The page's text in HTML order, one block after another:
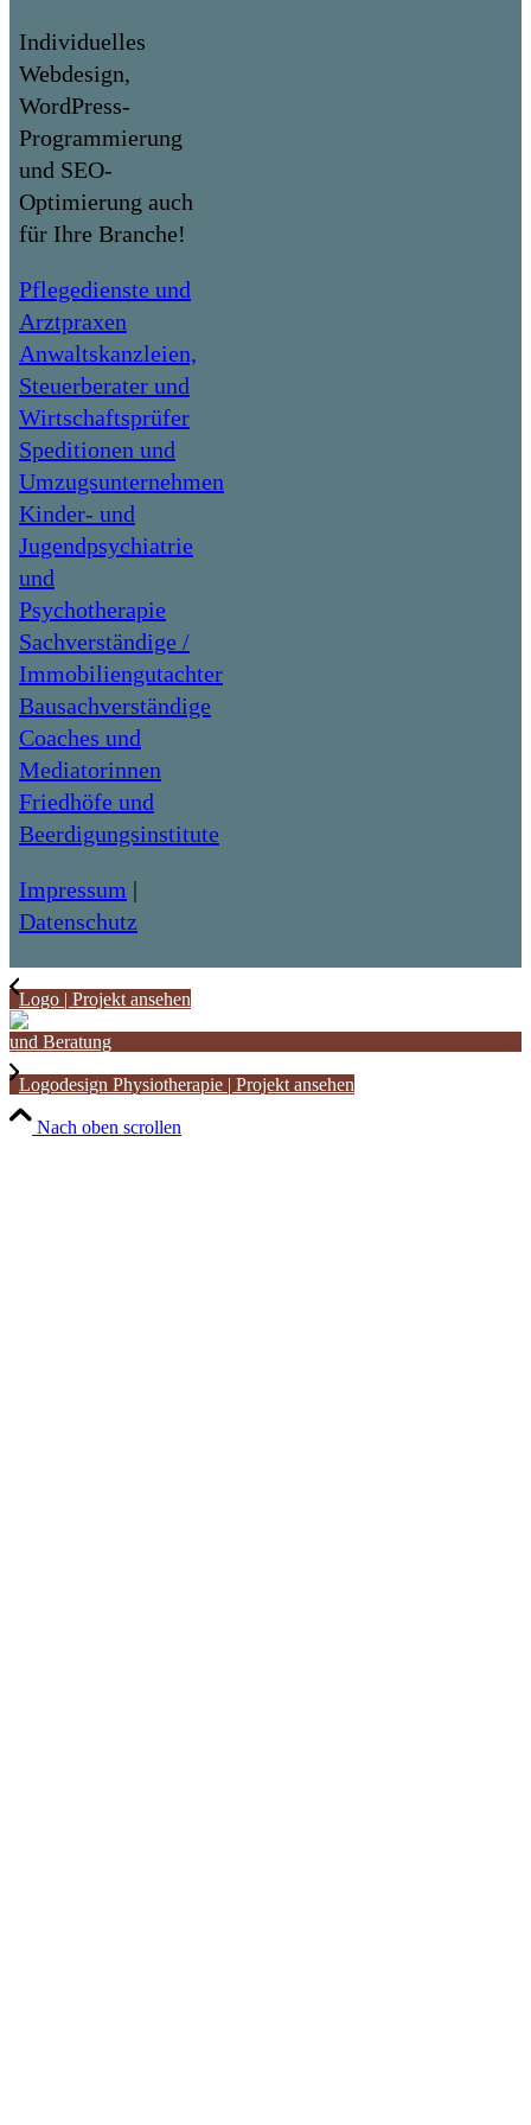
Individuelles
Webdesign,
WordPress-
Programmierung
und SEO-
Optimierung auch
für Ihre Branche!
Pflegedienste und
Arztpraxen
Anwaltskanzleien,
Steuerberater und
Wirtschaftsprüfer
Speditionen und
Umzugsunternehmen
Kinder- und
Jugendpsychiatrie
und
Psychotherapie
Sachverständige /
Immobiliengutachter
Bausachverständige
Coaches und
Mediatorinnen
Friedhöfe und
Beerdigungsinstitute
Impressum |
Datenschutz
Logo | Projekt ansehen
Logodesign Physiotherapie | Projekt ansehen
Nach oben scrollen